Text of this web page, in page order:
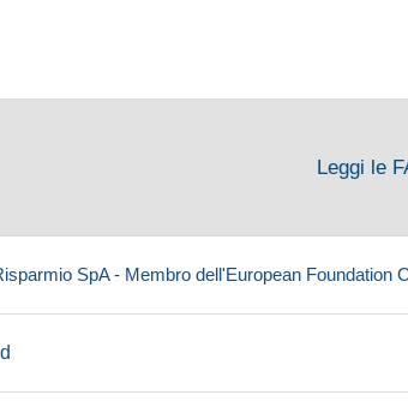
Leggi le
SpA - Membro dell'European Foundation